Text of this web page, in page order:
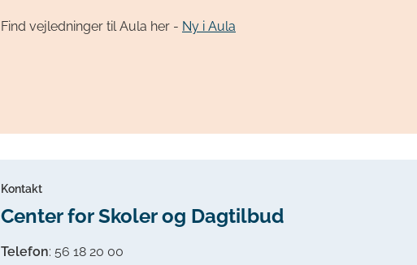
Find vejledninger til Aula her - Ny i Aula
Kontakt
Center for Skoler og Dagtilbud
Telefon: 56 18 20 00